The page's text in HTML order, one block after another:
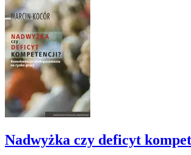
Nadwyżka czy deficyt